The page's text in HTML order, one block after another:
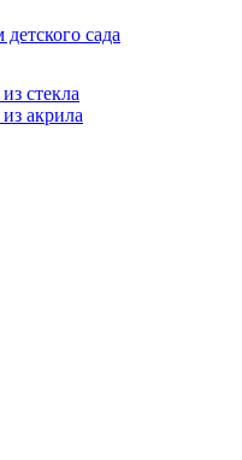
сада
стекла
акрила